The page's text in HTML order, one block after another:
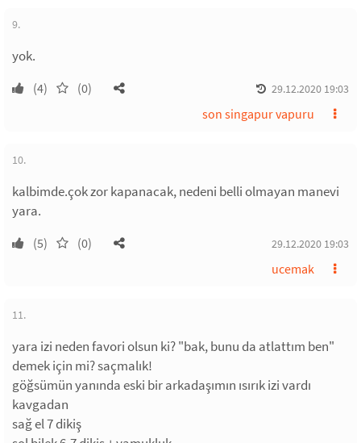
9.
yok.
(4) (0) 29.12.2020 19:03
son singapur vapuru
10.
kalbimde.çok zor kapanacak, nedeni belli olmayan manevi
yara.
(5) (0) 29.12.2020 19:03
ucemak
11.
yara izi neden favori olsun ki? "bak, bunu da atlattım ben"
demek için mi? saçmalık!
göğsümün yanında eski bir arkadaşımın ısırık izi vardı
kavgadan
sağ el 7 dikiş